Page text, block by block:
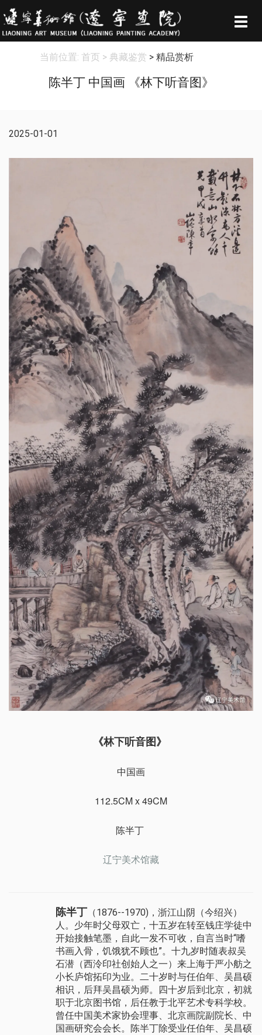
当前位置: 首页 > 典藏鉴赏 > 精品赏析
陈半丁 中国画 《林下听音图》
2025-01-01
《林下听音图》
中国画
112.5CM x 49CM
陈半丁
辽宁美术馆藏
陈半丁 （1876--1970)，浙江山阴（今绍兴）
人。少年时父母双亡，十五岁在转至钱庄学徒中
开始接触笔墨，自此一发不可收，自言当时“嗜
书画入骨，饥饿犹不顾也”。十九岁时随表叔吴
石潜（西泠印社创始人之一）来上海于严小舫之
小长庐馆拓印为业。二十岁时与任伯年、吴昌硕
相识，后拜吴昌硕为师。四十岁后到北京，初就
职于北京图书馆，后任教于北平艺术专科学校。
曾任中国美术家协会理事、北京画院副院长、中
国画研究会会长。陈半丁除受业任伯年、吴昌硕